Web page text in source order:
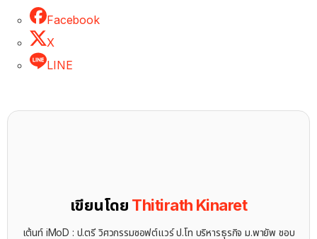
Facebook
X
LINE
เขียนโดย Thitirath Kinaret
เต้นท์ iMoD : ป.ตรี วิศวกรรมซอฟต์แวร์ ป.โท บริหารธุรกิจ ม.พายัพ ชอบ